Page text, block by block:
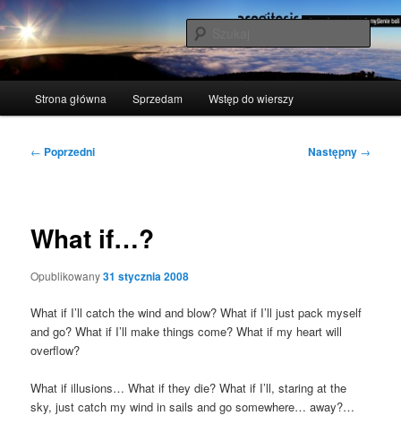
Przeskocz
do
tekstu
acogitosis
polscy naukowcy udowodnili: myślenie boli
Strona główna Sprzedam Wstęp do wierszy
Nawigacja
← Poprzedni Następny →
What if…?
Opublikowany31 stycznia 2008
What if I’ll catch the wind and blow? What if I’ll just pack myself
and go? What if I’ll make things come? What if my heart will
overflow?
What if illu­sions… What if they die? What if I’ll, sta­ring at the
sky, just catch my wind in sails and go some­whe­re… away?…